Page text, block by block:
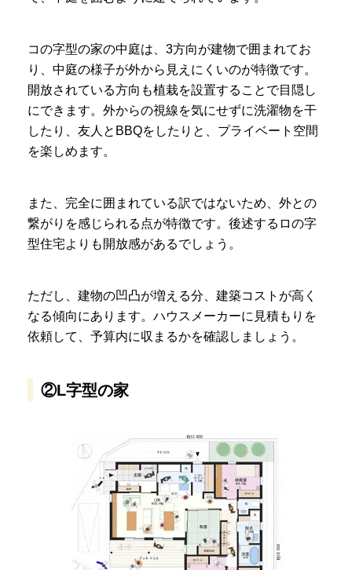
コの字型の家の中庭は、3方向が建物で囲まれてお
り、中庭の様子が外から見えにくいのが特徴です。
開放されている方向も植栽を設置することで目隠し
にできます。外からの視線を気にせずに洗濯物を干
したり、友人とBBQをしたりと、プライベート空間
を楽しめます。
また、完全に囲まれている訳ではないため、外との
繋がりを感じられる点が特徴です。後述するロの字
型住宅よりも開放感があるでしょう。
ただし、建物の凹凸が増える分、建築コストが高く
なる傾向にあります。ハウスメーカーに見積もりを
依頼して、予算内に収まるかを確認しましょう。
②L字型の家